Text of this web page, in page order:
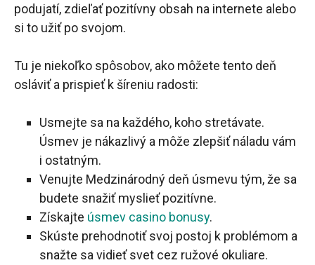
podujatí, zdieľať pozitívny obsah na internete alebo
si to užiť po svojom.
Tu je niekoľko spôsobov, ako môžete tento deň
osláviť a prispieť k šíreniu radosti:
Usmejte sa na každého, koho stretávate.
Úsmev je nákazlivý a môže zlepšiť náladu vám
i ostatným.
Venujte Medzinárodný deň úsmevu tým, že sa
budete snažiť myslieť pozitívne.
Získajte úsmev casino bonusy.
Skúste prehodnotiť svoj postoj k problémom a
snažte sa vidieť svet cez ružové okuliare.